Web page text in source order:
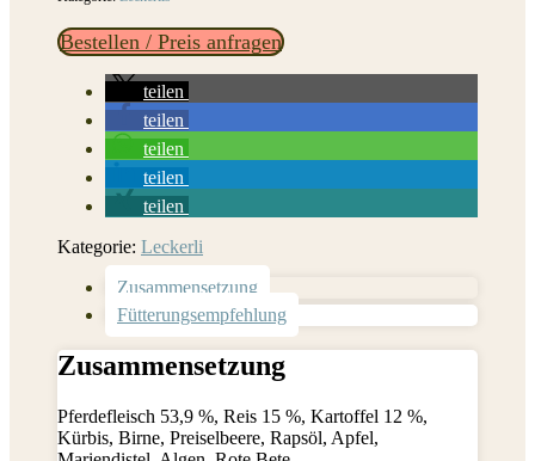
Bestellen / Preis anfragen
teilen
teilen
teilen
teilen
teilen
Kategorie: Leckerli
Zusammensetzung
Fütterungsempfehlung
Zusammensetzung
Pferdefleisch 53,9 %, Reis 15 %, Kartoffel 12 %,
Kürbis, Birne, Preiselbeere, Rapsöl, Apfel,